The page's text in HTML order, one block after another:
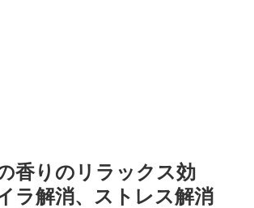
香りのリラックス効
解消、ストレス解消